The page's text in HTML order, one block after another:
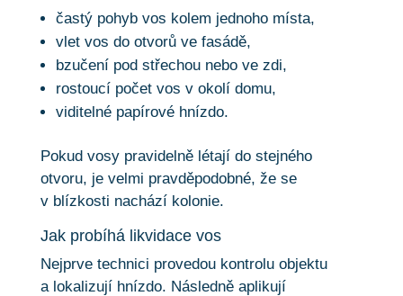
častý pohyb vos kolem jednoho místa,
vlet vos do otvorů ve fasádě,
bzučení pod střechou nebo ve zdi,
rostoucí počet vos v okolí domu,
viditelné papírové hnízdo.
Pokud vosy pravidelně létají do stejného
otvoru, je velmi pravděpodobné, že se
v blízkosti nachází kolonie.
Jak probíhá likvidace vos
Nejprve technici provedou kontrolu objektu
a lokalizují hnízdo. Následně aplikují